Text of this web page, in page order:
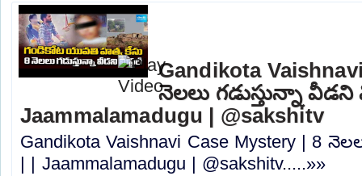
Gandikota
నెలలు గడుస్తున్నా వీడని
Jaammalamadugu | @sakshitv
Gandikota Vaishnavi Case Mystery | 8
| | Jaammalamadugu | @sakshitv.....»»